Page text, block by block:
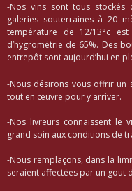
-Nos vins sont tous stockés
galeries souterraines à 20
température de 12/13°c
d’hygrométrie de 65%. Des
entrepôt sont aujourd’hui en
-Nous désirons vous offrir un
tout en œuvre pour y arriver.
-Nos livreurs connaissent le
grand soin aux conditions de
-Nous remplaçons, dans la
seraient affectées par un gout